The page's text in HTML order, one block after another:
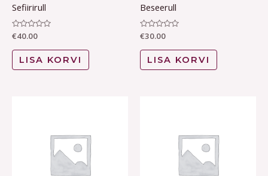
Sefiirirull
Hinnanguga
0
/
€40.00
LISA KORVI
Beseerull
Hinnanguga
0
/
€30.00
LISA KORVI
€108.00
has
multiple
variants.